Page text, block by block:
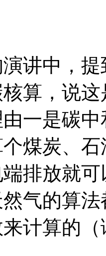
讲中，
算，说
一是碳
煤炭、
排放就
气的算
计算的